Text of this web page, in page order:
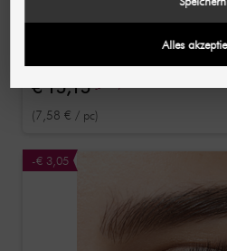
SHR GERMANY
FreshLady zachte
jaarlenzen zonder recept
€ 15,15
(7,58 € / pc)
-€ 3,05
Alles